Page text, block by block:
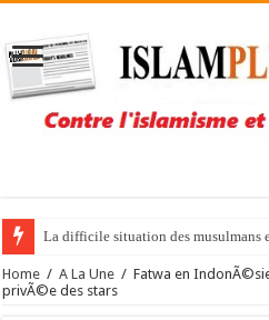
La difficile situation des musulmans
Home / A La Une / Fatwa en
privÃ©e des stars